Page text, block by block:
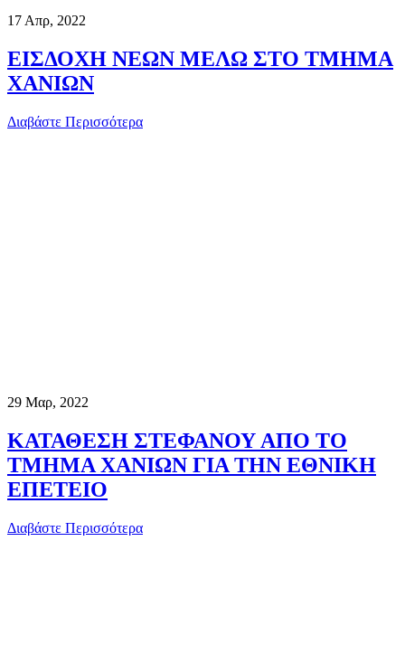
17 Απρ, 2022
ΕΙΣΔΟΧΗ ΝΕΩΝ ΜΕΛΩ ΣΤΟ ΤΜΗΜΑ
ΧΑΝΙΩΝ
Διαβάστε Περισσότερα
29 Μαρ, 2022
ΚΑΤΑΘΕΣΗ ΣΤΕΦΑΝΟΥ ΑΠΟ ΤΟ
ΤΜΗΜΑ ΧΑΝΙΩΝ ΓΙΑ ΤΗΝ ΕΘΝΙΚΗ
ΕΠΕΤΕΙΟ
Διαβάστε Περισσότερα